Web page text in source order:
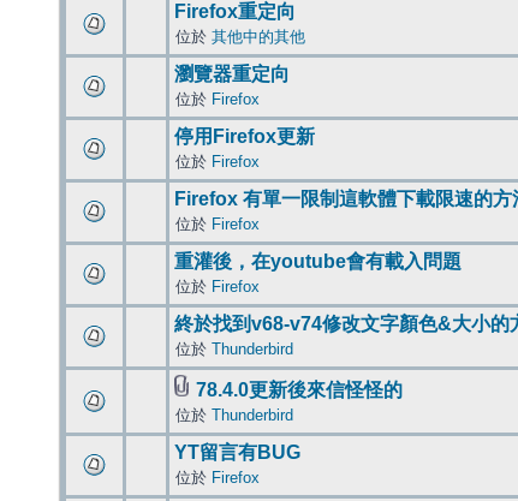
Firefox重定向
位於 其他中的其他
瀏覽器重定向
位於 Firefox
停用Firefox更新
位於 Firefox
Firefox 有單一限制這軟體下載限速的方
位於 Firefox
重灌後，在youtube會有載入問題
位於 Firefox
終於找到v68-v74修改文字顏色&大小的
位於 Thunderbird
78.4.0更新後來信怪怪的
位於 Thunderbird
YT留言有BUG
位於 Firefox